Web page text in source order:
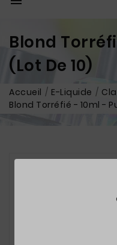
Blond
(Lot De 10)
Accueil E-Liquide
Blond Torréfié - 10ml -